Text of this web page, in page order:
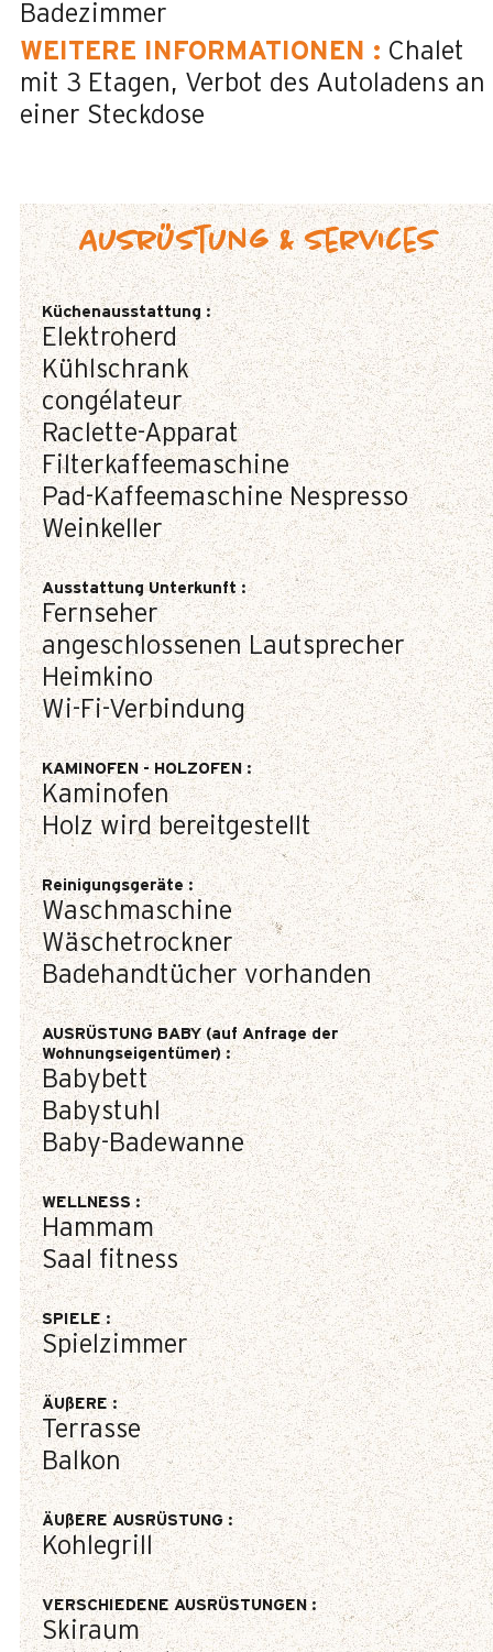
Badezimmer
WEITERE INFORMATIONEN : Chalet
mit 3 Etagen
Verbot des Autoladens an
einer Steckdose
Ausrüstung & Services
Küchenausstattung :
Elektroherd
Kühlschrank
congélateur
Raclette-Apparat
Filterkaffeemaschine
Pad-Kaffeemaschine Nespresso
Weinkeller
Ausstattung Unterkunft:
Fernseher
angeschlossenen Lautsprecher
Heimkino
Wi-Fi-Verbindung
KAMINOFEN - HOLZOFEN:
Kaminofen
Holz wird bereitgestellt
Reinigungsgeräte:
Waschmaschine
Wäschetrockner
Badehandtücher vorhanden
AUSRÜSTUNG BABY (auf Anfrage der
Wohnungseigentümer):
Babybett
Babystuhl
Baby-Badewanne
WELLNESS:
Hammam
Saal fitness
SPIELE :
Spielzimmer
ÄUßERE:
Terrasse
Balkon
ÄUßERE AUSRÜSTUNG :
Kohlegrill
VERSCHIEDENE AUSRÜSTUNGEN:
Skiraum